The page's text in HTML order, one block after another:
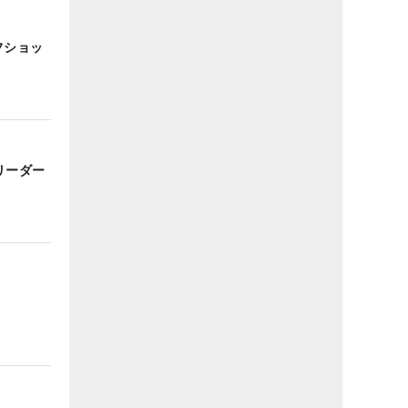
ショッ
ーダー